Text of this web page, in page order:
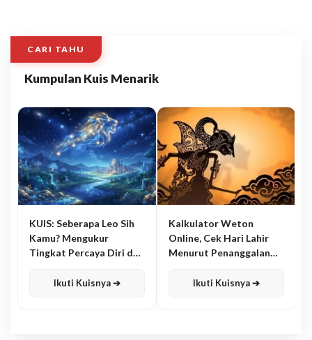
CARI TAHU
Kumpulan Kuis Menarik
KUIS: Seberapa Leo Sih
Kamu? Mengukur
Tingkat Percaya Diri dan
Ikuti Kuisnya ➔
Kalkulator Weton
Online, Cek Hari Lahir
Menurut Penanggalan
Ikuti Kuisnya ➔